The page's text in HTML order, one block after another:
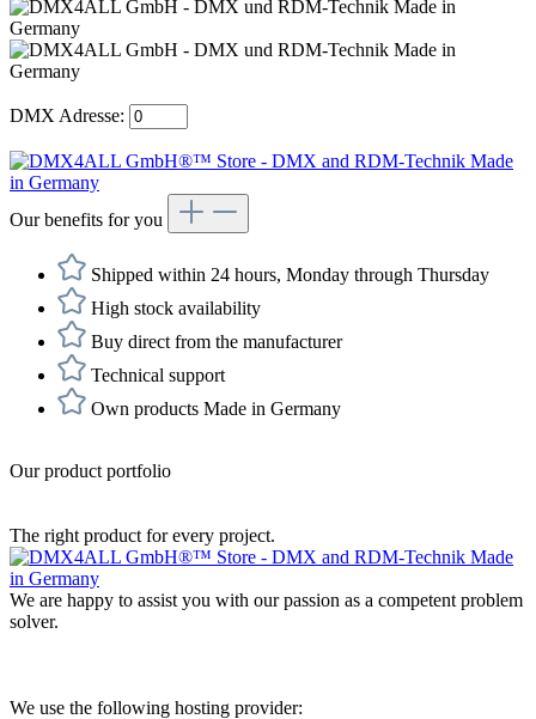
DMX Adresse:
Our benefits for you
Shipped within 24 hours, Monday through Thursday
High stock availability
Buy direct from the manufacturer
Technical support
Own products Made in Germany
Our product portfolio
The right product for every project.
We are happy to assist you with our passion as a competent problem
solver.
We use the following hosting provider: